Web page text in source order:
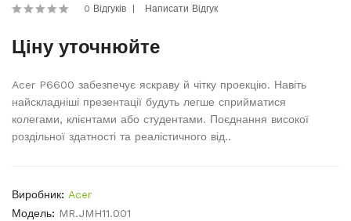
0 Відгуків Написати Відгук
Ціну уточнюйте
Acer P6600 забезпечує яскраву й чітку проекцію. Навіть
найскладніші презентації будуть легше сприйматися
колегами, клієнтами або студентами. Поєднання високої
роздільної здатності та реалістичного від..
Виробник: Acer
Модель: MR.JMH11.001